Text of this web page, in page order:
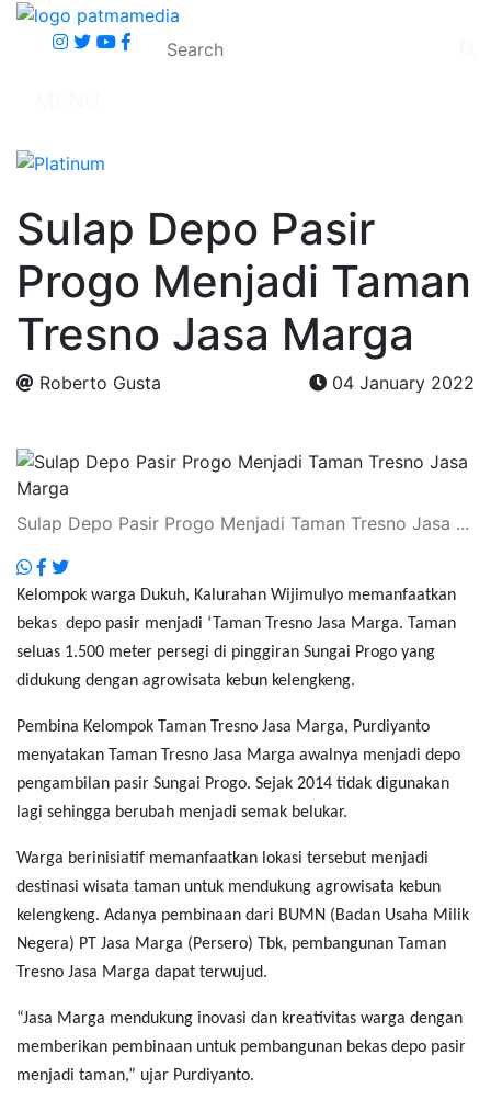
Sulap Depo Pasir
Progo Menjadi Taman
Tresno Jasa Marga
Roberto Gusta
04 January 2022
Sulap Depo Pasir Progo Menjadi Taman Tresno Jasa ...
Kelompok warga Dukuh, Kalurahan Wijimulyo memanfaatkan
bekas depo pasir menjadi ‘Taman Tresno Jasa Marga. Taman
seluas 1.500 meter persegi di pinggiran Sungai Progo yang
didukung dengan agrowisata kebun kelengkeng.
Pembina Kelompok Taman Tresno Jasa Marga, Purdiyanto
menyatakan Taman Tresno Jasa Marga awalnya menjadi depo
pengambilan pasir Sungai Progo. Sejak 2014 tidak digunakan
lagi sehingga berubah menjadi semak belukar.
Warga berinisiatif memanfaatkan lokasi tersebut menjadi
destinasi wisata taman untuk mendukung agrowisata kebun
kelengkeng. Adanya pembinaan dari BUMN (Badan Usaha Milik
Negera) PT Jasa Marga (Persero) Tbk, pembangunan Taman
Tresno Jasa Marga dapat terwujud.
“Jasa Marga mendukung inovasi dan kreativitas warga dengan
memberikan pembinaan untuk pembangunan bekas depo pasir
menjadi taman,” ujar Purdiyanto.